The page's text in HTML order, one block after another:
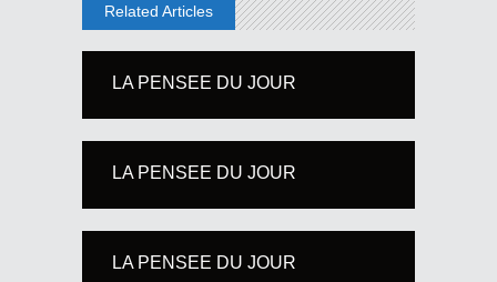
Related Articles
LA PENSEE DU JOUR
LA PENSEE DU JOUR
LA PENSEE DU JOUR